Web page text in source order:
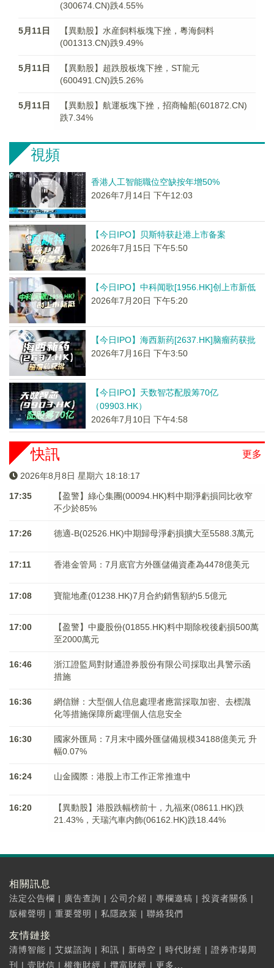
(300674.CN)跌4.55%
5月11日
【異動股】水産飼料板塊下挫，粵海飼料
(001313.CN)跌9.49%
5月11日
【異動股】超跌股板塊下挫，ST龍元
(600491.CN)跌5.26%
5月11日
【異動股】航運板塊下挫，招商輪船(601872.CN)
跌7.34%
視頻
香港人工智能職位空缺按年增50%
2026年7月14日 下午12:03
【今日IPO】贝斯特获赴港上市备案
2026年7月15日 下午5:50
【今日IPO】中科闻歌[1956.HK]创上市新低
2026年7月20日 下午5:20
【今日IPO】海西新药[2637.HK]脑瘤药获批
2026年7月16日 下午3:50
【今日IPO】天数智芯配股筹70亿
（09903.HK）
2026年7月10日 下午4:58
更多
快訊
2026年8月8日 星期六 18:18:18
17:35
【盈警】綠心集團(00094.HK)料中期淨虧損同比收窄
不少於85%
17:26 德適-B(02526.HK)中期歸母淨虧損擴大至5588.3萬元
17:11 香港金管局：7月底官方外匯儲備資產為4478億美元
17:08 寶龍地產(01238.HK)7月合約銷售額約5.5億元
17:00
【盈警】中慶股份(01855.HK)料中期除稅後虧損500萬
至2000萬元
16:46
浙江證監局對財通證券股份有限公司採取出具警示函
措施
16:36
網信辦：大型個人信息處理者應當採取加密、去標識
化等措施保障所處理個人信息安全
16:30
國家外匯局：7月末中國外匯儲備規模34188億美元 升
幅0.07%
16:24 山金國際：港股上市工作正常推進中
16:20
【異動股】港股跌幅榜前十，九福來(08611.HK)跌
21.43%，天瑞汽車内飾(06162.HK)跌18.44%
相關訊息
法定公告欄 | 廣告查詢 | 公司介紹 | 專欄邀稿 | 投資者關係 |
版權聲明 | 重要聲明 | 私隱政策 | 聯絡我們
友情鏈接
清博智能 | 艾媒諮詢 | 和訊 | 新時空 | 時代財經 | 證券市場周
刊
| 壹財信 | 權衡財經 | 攬富財經 | 更多...